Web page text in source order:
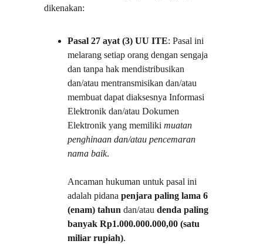
dikenakan:
Pasal 27 ayat (3) UU ITE: Pasal ini
melarang setiap orang dengan sengaja
dan tanpa hak mendistribusikan
dan/atau mentransmisikan dan/atau
membuat dapat diaksesnya Informasi
Elektronik dan/atau Dokumen
Elektronik yang memiliki muatan
penghinaan dan/atau pencemaran
nama baik.
Ancaman hukuman untuk pasal ini
adalah pidana penjara paling lama 6
(enam) tahun dan/atau denda paling
banyak Rp1.000.000.000,00 (satu
miliar rupiah).